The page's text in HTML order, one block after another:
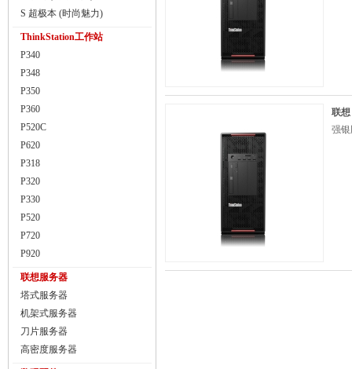
S 超极本 (时尚魅力)
ThinkStation工作站
P340
P348
P350
P360
P520C
P620
P318
P320
P330
P520
P720
P920
联想服务器
塔式服务器
机架式服务器
刀片服务器
高密度服务器
联
强银